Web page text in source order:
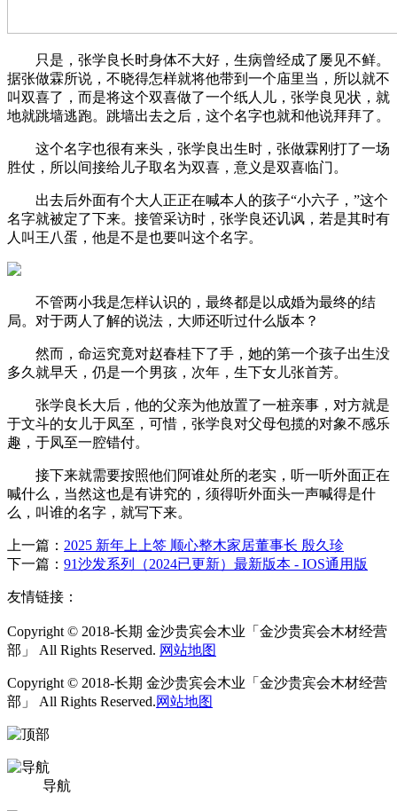
只是，张学良长时身体不大好，生病曾经成了屡见不鲜。
据张做霖所说，不晓得怎样就将他带到一个庙里当，所以就不
叫双喜了，而是将这个双喜做了一个纸人儿，张学良见状，就
地就跳墙逃跑。跳墙出去之后，这个名字也就和他说拜拜了。
这个名字也很有来头，张学良出生时，张做霖刚打了一场
胜仗，所以间接给儿子取名为双喜，意义是双喜临门。
出去后外面有个大人正正在喊本人的孩子“小六子，”这个
名字就被定了下来。接管采访时，张学良还讥讽，若是其时有
人叫王八蛋，他是不是也要叫这个名字。
不管两小我是怎样认识的，最终都是以成婚为最终的结
局。对于两人了解的说法，大师还听过什么版本？
然而，命运究竟对赵春桂下了手，她的第一个孩子出生没
多久就早夭，仍是一个男孩，次年，生下女儿张首芳。
张学良长大后，他的父亲为他放置了一桩亲事，对方就是
于文斗的女儿于凤至，可惜，张学良对父母包揽的对象不感乐
趣，于凤至一腔错付。
接下来就需要按照他们阿谁处所的老实，听一听外面正在
喊什么，当然这也是有讲究的，须得听外面头一声喊得是什
么，叫谁的名字，就写下来。
上一篇： 2025 新年上上签 顺心整木家居董事长 殷久珍
下一篇： 91沙发系列（2024已更新）最新版本 - IOS通用版
友情链接：
Copyright © 2018-长期 金沙贵宾会木业「金沙贵宾会木材经营
部」 All Rights Reserved. 网站地图
Copyright © 2018-长期 金沙贵宾会木业「金沙贵宾会木材经营
部」 All Rights Reserved.网站地图
导航